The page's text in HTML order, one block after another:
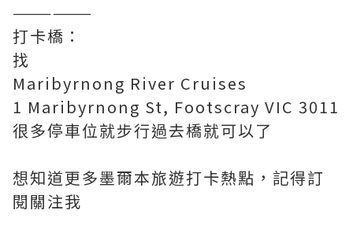
——————
打卡橋：
找
Maribyrnong River Cruises
1 Maribyrnong St, Footscray VIC 3011
很多停車位就步行過去橋就可以了
想知道更多墨爾本旅遊打卡熱點，記得訂
閱關注我